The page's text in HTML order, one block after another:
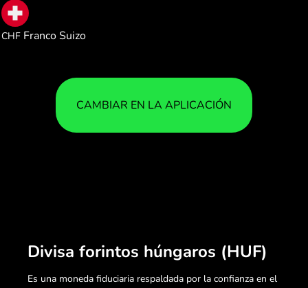
CHF Franco Suizo
CAMBIAR EN LA APLICACIÓN
Divisa forintos húngaros (HUF)
Es una moneda fiduciaria respaldada por la confianza en el